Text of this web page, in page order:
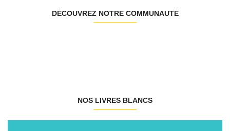
DÉCOUVREZ NOTRE COMMUNAUTÉ
NOS LIVRES BLANCS